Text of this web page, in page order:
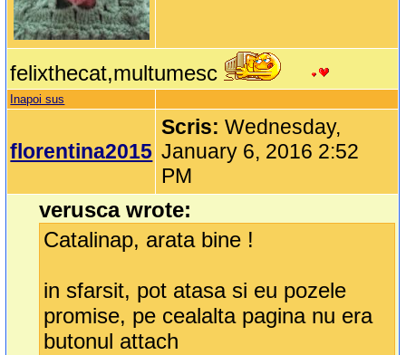
felixthecat,multumesc
Inapoi sus
florentina2015
Scris:Wednesday,
January 6, 2016 2:52
PM
verusca wrote:
Catalinap, arata bine !
in sfarsit, pot atasa si eu pozele
promise, pe cealalta pagina nu era
butonul attach